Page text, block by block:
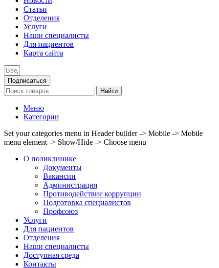
Статьи
Отделения
Услуги
Наши специалисты
Для пациентов
Карта сайта
Подписаться
Найти
Меню
Категории
Set your categories menu in Header builder -> Mobile -> Mobile
menu element -> Show/Hide -> Choose menu
О поликлинике
Документы
Вакансии
Администрация
Противодействие коррупции
Подготовка специалистов
Профсоюз
Услуги
Для пациентов
Отделения
Наши специалисты
Доступная среда
Контакты